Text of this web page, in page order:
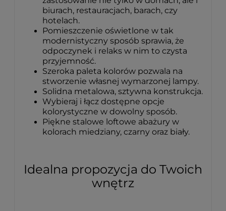
biurach, restauracjach, barach, czy
hotelach.
Pomieszczenie oświetlone w tak
modernistyczny sposób sprawia, że
odpoczynek i relaks w nim to czysta
przyjemność.
Szeroka paleta kolorów pozwala na
stworzenie własnej wymarzonej lampy.
Solidna metalowa, sztywna konstrukcja.
Wybieraj i łącz dostępne opcje
kolorystyczne w dowolny sposób.
Piękne stalowe loftowe abażury w
kolorach miedziany, czarny oraz biały.
Idealna propozycja do Twoich
wnętrz